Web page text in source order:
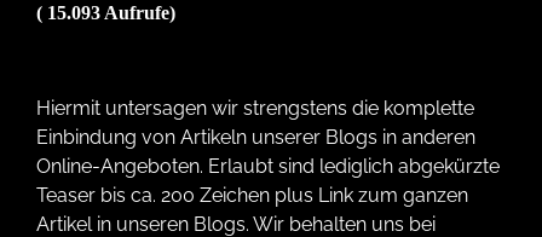
( 15.093 Aufrufe)
Hiermit untersagen wir strengstens die komplette
Einbindung von Artikeln unserer Blogs in anderen
Online-Angeboten. Erlaubt sind lediglich abgekürzte
Teaser bis ca. 200 Zeichen plus Link zum ganzen
Artikel in unseren Blogs. Wir behalten uns bei